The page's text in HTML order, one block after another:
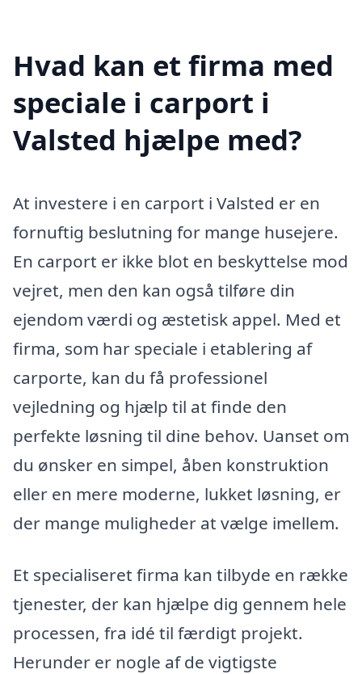
Hvad kan et firma med
speciale i carport i
Valsted hjælpe med?
At investere i en carport i Valsted er en
fornuftig beslutning for mange husejere.
En carport er ikke blot en beskyttelse mod
vejret, men den kan også tilføre din
ejendom værdi og æstetisk appel. Med et
firma, som har speciale i etablering af
carporte, kan du få professionel
vejledning og hjælp til at finde den
perfekte løsning til dine behov. Uanset om
du ønsker en simpel, åben konstruktion
eller en mere moderne, lukket løsning, er
der mange muligheder at vælge imellem.
Et specialiseret firma kan tilbyde en række
tjenester, der kan hjælpe dig gennem hele
processen, fra idé til færdigt projekt.
Herunder er nogle af de vigtigste